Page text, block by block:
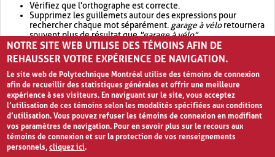
Vérifiez que l'orthographe est correcte.
Supprimez les guillemets autour des expressions pour
rechercher chaque mot séparément. garage à véloretournera
souvent plus de résultat que"garage à vélo".
Envisagez d'élargir votre recherche avec OR.garage OR vélo
retournera souvent plus de résultat quegarage à vélo
NOTRE SITE WEB UTILISE DES TÉMOINS AFIN DE
REHAUSSER VOTRE EXPÉRIENCE DE NAVIGATION.
Le site web de Polytechnique Montréal utilise des témoins de connexion
afin de recueillir des statistiques générales et offrir une meilleure
expérience à ses visiteurs. En naviguant sur le site, vous acceptez
l’utilisation de ces témoins selon les modalités spécifiées aux conditions
d’utilisation. Vous pouvez refuser les témoins de connexion en modifiant
vos paramètres de navigation. Pour en savoir plus sur le recours aux
témoins de connexion et sur la protection de vos renseignements
personnels,cliquez ici.